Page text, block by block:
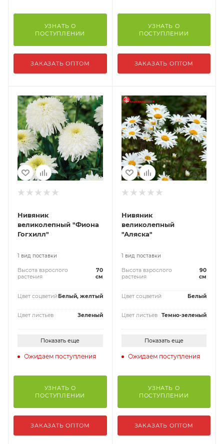
УЗНАТЬ О
ПОСТУПЛЕНИИ
ЗАКАЗАТЬ ОПТОМ
УЗНАТЬ О
ПОСТУПЛЕНИИ
ЗАКАЗАТЬ ОПТОМ
Нивяник
великолепный "Фиона
Гогхилл"
1 вид поставки
Высота взрослого
растения
70
см
Цвет соцветий Белый, желтый
Цвет листьев Зеленый
Показать еще
Ожидаем поступления
УЗНАТЬ О
ПОСТУПЛЕНИИ
ЗАКАЗАТЬ ОПТОМ
Нивяник
великолепный
"Аляска"
1 вид поставки
Высота взрослого
растения
90
см
Цвет соцветий Белый
Цвет листьев Темно-зеленый
Показать еще
Ожидаем поступления
УЗНАТЬ О
ПОСТУПЛЕНИИ
ЗАКАЗАТЬ ОПТОМ